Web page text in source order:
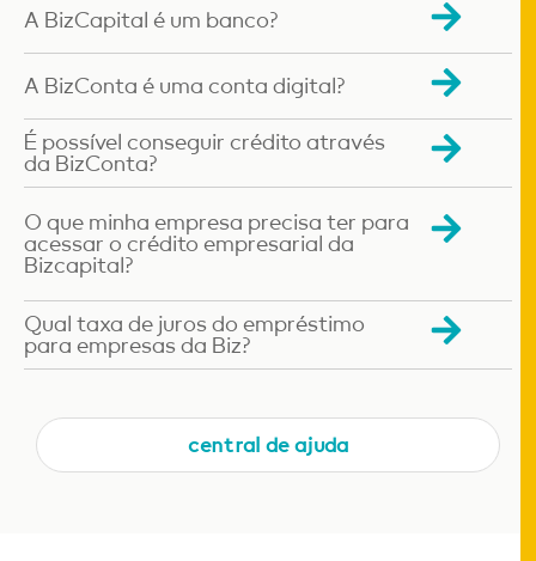
A BizCapital é um banco?
A BizConta é uma conta digital?
É possível conseguir crédito através
da BizConta?
O que minha empresa precisa ter para
acessar o crédito empresarial da
Bizcapital?
Qual taxa de juros do empréstimo
para empresas da Biz?
central de ajuda